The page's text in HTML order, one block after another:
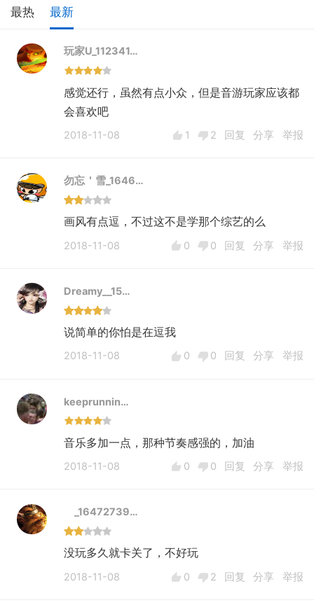
最热 最新
玩家U_112341…
感觉还行，虽然有点小众，但是音游玩家应该都
会喜欢吧
2018-11-08 1 2 回复 分享 举报
勿忘＇雪_1646…
画风有点逗，不过这不是学那个综艺的么
2018-11-08 0 0 回复 分享 举报
Dreamy__15…
说简单的你怕是在逗我
2018-11-08 0 0 回复 分享 举报
keeprunnin…
音乐多加一点，那种节奏感强的，加油
2018-11-08 0 0 回复 分享 举报
_16472739…
没玩多久就卡关了，不好玩
2018-11-08 0 2 回复 分享 举报